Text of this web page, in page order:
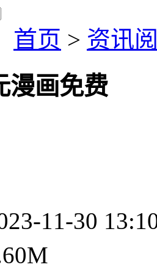
首页 > 资讯
漫画免费
11-30